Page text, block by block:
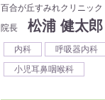
百合が丘すみれクリニック
院長
松浦 健太郎
内科 呼吸器内科
小児耳鼻咽喉科